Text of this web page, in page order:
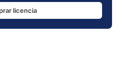
licencia